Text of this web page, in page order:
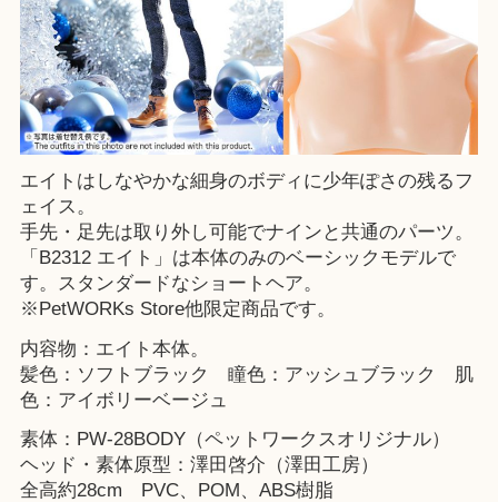
エイトはしなやかな細身のボディに少年ぽさの残るフ
ェイス。
手先・足先は取り外し可能でナインと共通のパーツ。
「B2312 エイト」は本体のみのベーシックモデルで
す。スタンダードなショートヘア。
※ PetWORKs Store他限定商品です。
内容物：エイト本体。
髪色：ソフトブラック 瞳色：アッシュブラック 肌
色：アイボリーベージュ
素体：PW-28BODY（ペットワークスオリジナル）
ヘッド・素体原型：澤田啓介（澤田工房）
全高約28cm PVC、POM、ABS樹脂